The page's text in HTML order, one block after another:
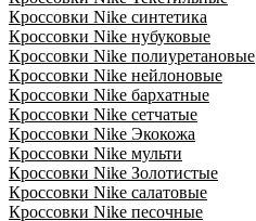
Кроссовки Nike синтетика
Кроссовки Nike нубуковые
Кроссовки Nike полиуретановые
Кроссовки Nike нейлоновые
Кроссовки Nike бархатные
Кроссовки Nike сетчатые
Кроссовки Nike Экокожа
Кроссовки Nike мульти
Кроссовки Nike Золотистые
Кроссовки Nike салатовые
Кроссовки Nike песочные